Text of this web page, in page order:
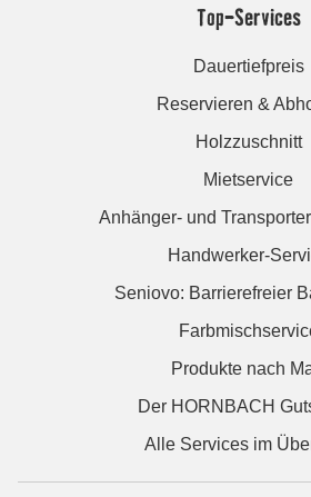
Top-Services
Dauertiefpreis
Reservieren &
Holzzuschnitt
Mietservice
Anhänger- und
Handwerker-
Seniovo: Barrierefreier
Produkte nach
Der HORNBACH
Alle Services im